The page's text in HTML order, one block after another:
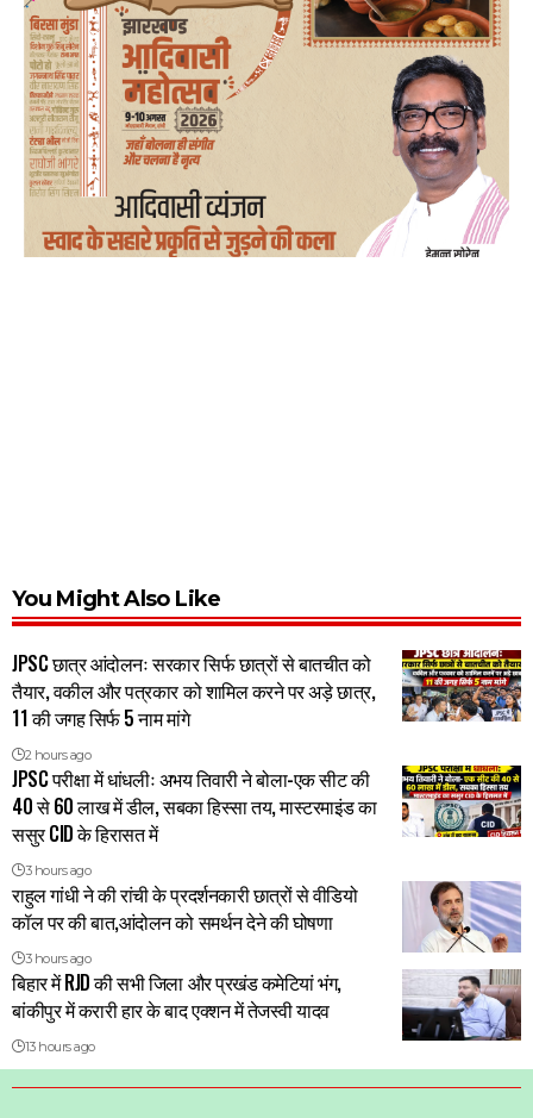
You Might Also Like
JPSC छात्र आंदोलनः सरकार सिर्फ छात्रों से बातचीत को
तैयार, वकील और पत्रकार को शामिल करने पर अड़े छात्र,
11 की जगह सिर्फ 5 नाम मांगे
2 hours ago
JPSC परीक्षा में धांधलीः अभय तिवारी ने बोला-एक सीट की
40 से 60 लाख में डील, सबका हिस्सा तय, मास्टरमाइंड का
ससुर CID के हिरासत में
3 hours ago
राहुल गांधी ने की रांची के प्रदर्शनकारी छात्रों से वीडियो
कॉल पर की बात,आंदोलन को समर्थन देने की घोषणा
3 hours ago
बिहार में RJD की सभी जिला और प्रखंड कमेटियां भंग,
बांकीपुर में करारी हार के बाद एक्शन में तेजस्वी यादव
13 hours ago